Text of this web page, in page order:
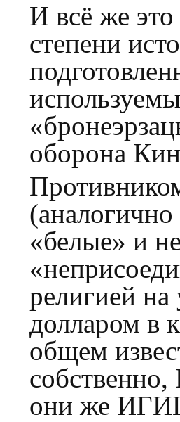
И всё же
степени
оборона
«белые» и
религией
долларом в
общем
они же